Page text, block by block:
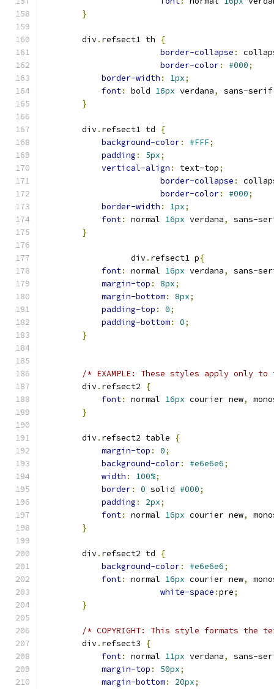
}
        div
. refsect1 th
{
border-collapse :
border-color: #000;
border-width : 1px;
font: bold 16px verdana, sans-serif
}
        div
. refsect1 td
{
background-color: #FFF;
padding : 5px;
vertical-align : text-top;
border-collapse :
border-color: #000;
border-width : 1px;
font: normal 16px verdana,
sans-
}
                  div
. refsect1 p{
font: normal 16px verdana,
sans-
margin-top : 8px;
margin-bottom: 8px;
padding-top : 0;
padding-bottom: 0;
}
/* EXAMPLE: These styles apply only
        div
. refsect2
{
font: normal 16px courier new,
}
        div
. refsect2 table
{
margin-top : 0;
background-color: #e6e6e6;
width : 100%;
border: 0 solid #000;
padding : 2px;
font: normal 16px courier new,
}
        div
. refsect2 td
{
background-color: #e6e6e6;
font: normal 16px courier new,
white-space :pre;
}
/* COPYRIGHT: This style formats
        div
. refsect3
{
font: normal 11px verdana,
sans-
margin-top : 50px;
margin-bottom: 20px;